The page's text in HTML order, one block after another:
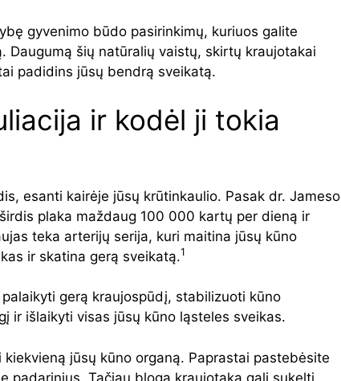
gyvenimo būdo pasirinkimų, kuriuos galite
Daugumą šių natūralių vaistų, skirtų kraujotakai
padidins jūsų bendrą sveikatą.
ir kodėl ji tokia
esanti kairėje jūsų krūtinkaulio. Pasak dr. Jameso
plaka maždaug 100 000 kartų per dieną ir
teka arterijų serija, kuri maitina jūsų kūno
ir skatina gerą sveikatą.1
gerą kraujospūdį, stabilizuoti kūno
ir išlaikyti visas jūsų kūno ląsteles sveikas.
jūsų kūno organą. Paprastai pastebėsite
padarinius. Tačiau bloga kraujotaka gali sukelti